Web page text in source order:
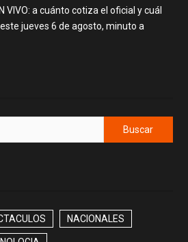
VIVO: a cuánto cotiza el oficial y cuál
jueves 6 de agosto, minuto a
NACIONALES